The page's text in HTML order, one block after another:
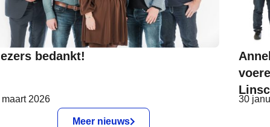
bedankt!
maart 2026 30
Meer nieuws